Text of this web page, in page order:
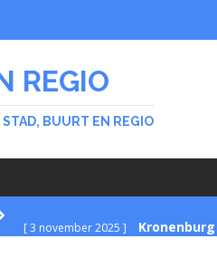
REGIO
BUURT EN REGIO